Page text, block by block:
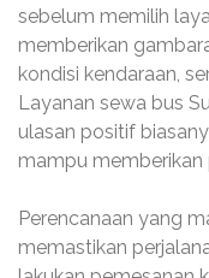
sebelum memilih
memberikan
kondisi kendaraan,
Layanan sewa bus
ulasan positif
mampu
Perencanaan yang
memastikan